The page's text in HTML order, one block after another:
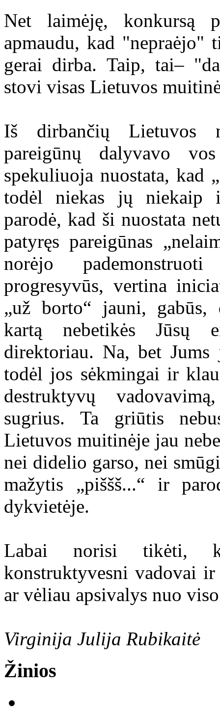
Net laimėję, konkursą
apmaudu, kad "nepraėjo"
gerai dirba. Taip, tai–
stovi visas Lietuvos
Iš dirbančių Lietuvos
pareigūnų dalyvavo
spekuliuoja nuostata, kad
todėl niekas jų niekaip
parodė, kad ši nuostata
patyręs pareigūnas
norėjo
progresyvūs, vertina
„už borto“ jauni, gabūs,
kartą nebetikės Jūsų
direktoriau. Na, bet
todėl jos sėkmingai ir
destruktyvų
sugrius. Ta griūtis
Lietuvos muitinėje jau
nei didelio garso, nei
mažytis „piššš...“ ir
dykvietėje.
Labai norisi tikėti,
konstruktyvesni vadovai
ar vėliau apsivalys nuo
Virginija Julija Rubikaitė
Žinios